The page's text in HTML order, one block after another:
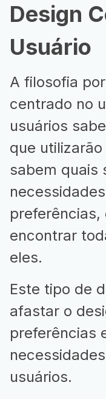
Design
Usuário
A filosofia
centrado no
usuários
que
sabem quais
preferências,
encontrar
eles.
Este tipo de
afastar o
preferências
usuários.